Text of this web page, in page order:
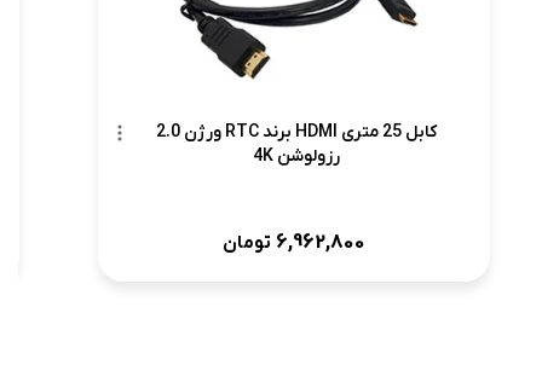
کابل 25 متری HDMI برند RTC ورژن 2.0
رزولوشن 4K
6,962,800 تومان